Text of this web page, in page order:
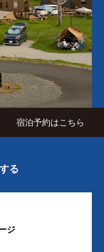
宿泊予約はこちら
る
ジ